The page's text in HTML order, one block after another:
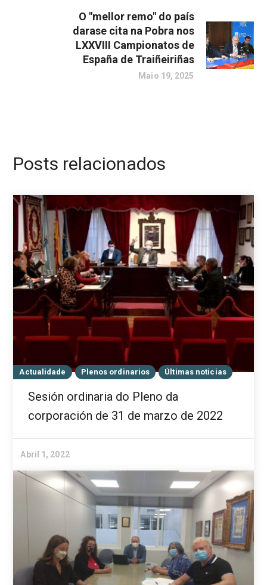
O "mellor remo" do país
darase cita na Pobra nos
LXXVIII Campionatos de
España de Traiñeiriñas
Maio 19, 2025
Posts relacionados
Actualidade Plenos ordinarios Últimas noticias
Sesión ordinaria do Pleno da
corporación de 31 de marzo de 2022
Abril 1, 2022